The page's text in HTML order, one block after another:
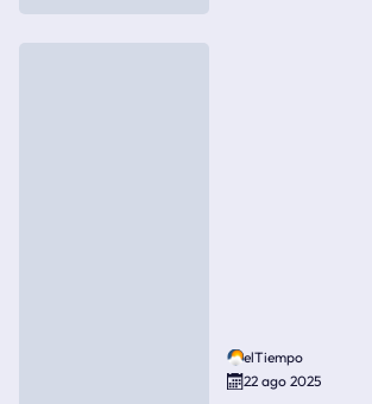
elTiempo
22 ago 2025